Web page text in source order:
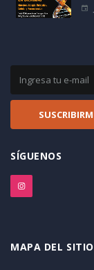
SÍGUENOS
MAPA DEL SITIO